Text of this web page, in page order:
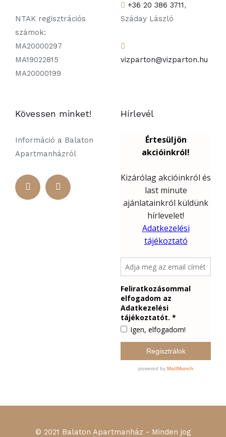
NTAK regisztrációs
számok:
MA20000297
MA19022815
MA20000199
+36 20 386 3711,
Száday László
vizparton@vizparton.hu
Kövessen minket!
Információ a Balaton
Apartmanházról
Hírlevél
© 2021 Balaton Apartmanház - Minden jog